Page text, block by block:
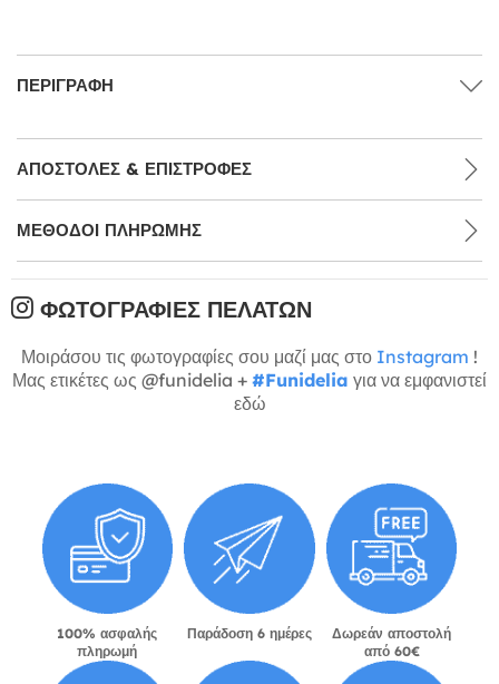
ΠΕΡΙΓΡΑΦΉ
ΑΠΟΣΤΟΛΈΣ & ΕΠΙΣΤΡΟΦΈΣ
ΜΕΘΌΔΟΙ ΠΛΗΡΩΜΉΣ
ΦΩΤΟΓΡΑΦΊΕΣ ΠΕΛΑΤΏΝ
Μοιράσου τις φωτογραφίες σου μαζί μας στο Instagram !
Μας ετικέτες ως @funidelia + #Funidelia για να εμφανιστεί
εδώ
100% ασφαλής
πληρωμή
Παράδοση 6 ημέρες
Δωρεάν αποστολή
από 60€